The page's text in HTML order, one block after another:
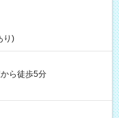
り)
ら徒歩5分